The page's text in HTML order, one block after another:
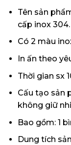
Tên sản
cấp inox 304.
Có 2 màu
In ấn theo
Thời gian sx
Cấu tạo sản
không giữ
Bao gồm: 1
Dung tích